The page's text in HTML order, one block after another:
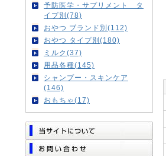
予防医学・サプリメント タ
イプ別(78)
おやつ ブランド別(112)
おやつ タイプ別(180)
ミルク(37)
用品各種(145)
シャンプー・スキンケア
(146)
おもちゃ(17)